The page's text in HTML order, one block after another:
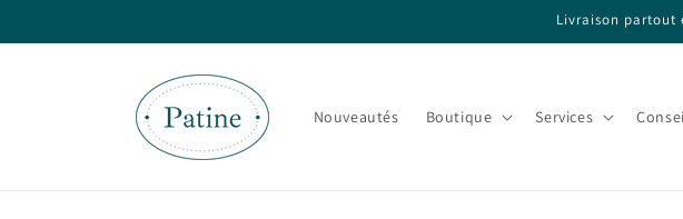
Livraison partout
Nouveautés Boutique Services